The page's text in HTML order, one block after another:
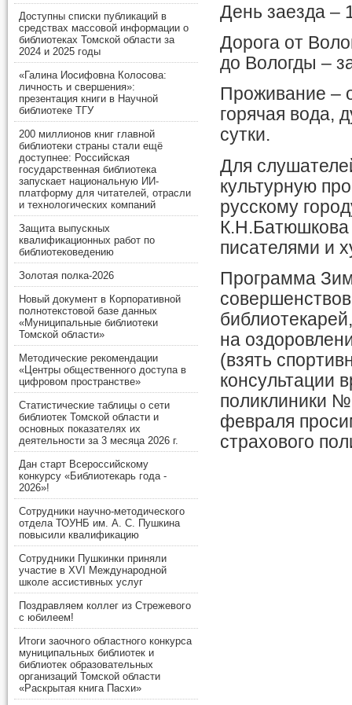
Доступны списки публикаций в
средствах массовой информации о
библиотеках Томской области за
2024 и 2025 годы
«Галина Иосифовна Колосова:
личность и свершения»:
презентация книги в Научной
библиотеке ТГУ
200 миллионов книг главной
библиотеки страны стали ещё
доступнее: Российская
государственная библиотека
запускает национальную ИИ-
платформу для читателей, отрасли
и технологических компаний
Защита выпускных
квалификационных работ по
библиотековедению
Золотая полка-2026
Новый документ в Корпоративной
полнотекстовой базе данных
«Муниципальные библиотеки
Томской области»
Методические рекомендации
«Центры общественного доступа в
цифровом пространстве»
Статистические таблицы о сети
библиотек Томской области и
основных показателях их
деятельности за 3 месяца 2026 г.
Дан старт Всероссийскому
конкурсу «Библиотекарь года -
2026»!
Сотрудники научно-методического
отдела ТОУНБ им. А. С. Пушкина
повысили квалификацию
Сотрудники Пушкинки приняли
участие в XVI Международной
школе ассистивных услуг
Поздравляем коллег из Стрежевого
с юбилеем!
Итоги заочного областного конкурса
муниципальных библиотек и
библиотек образовательных
организаций Томской области
«Раскрытая книга Пасхи»
День заезда –
Дорога от
до Вологды –
Проживание –
горячая вода,
сутки.
Для
культурную
русскому
К.Н.Батюшкова
писателями и
Программа
на
(взять
консультации
поликлиники
февраля
страхового